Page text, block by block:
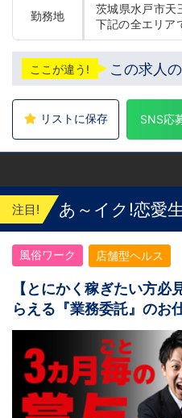
勤務地
茨城県水戸市天王町5-14 水
下記の全エリア
京 五反田：五
駅西口から徒歩
分 神奈川 横浜：京急線黄金町駅から徒歩8分
茨城 水戸：水戸駅から
洲川端駅から徒歩8分 北海道 札
駅から徒歩5分 中国・四国 鳥取：米子市皆生
ここが違う! この求人
リストに保存 SNS応
注目! あ～イク!恋愛
風俗ワーク 店舗型ヘルス
【とにかく稼ぎたい方
らえる『業務委託』のお